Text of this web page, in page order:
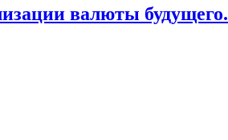
валюты будущего.